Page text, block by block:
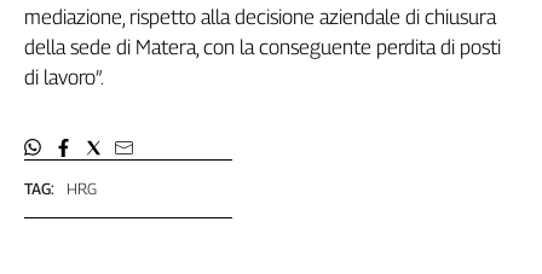
Alto
Adige
Basilicata
Campania
Romagna
TAG: HRG
mediazione, rispetto alla decisione aziendale di chiusura
della sede di Matera, con la conseguente perdita di posti
di lavoro”.